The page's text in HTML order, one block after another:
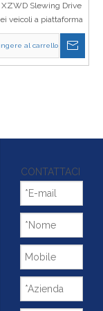
Slewing Drive
veicoli a piattaforma
aerea
al carrello
CONTATTACI